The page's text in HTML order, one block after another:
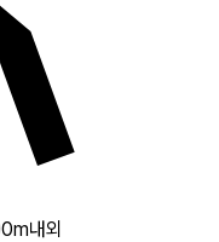
내외